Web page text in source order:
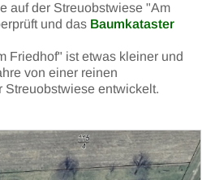
auf der Streuobstwiese "Am
und das Baumkataster
Friedhof" ist etwas kleiner und
von einer reinen
Streuobstwiese entwickelt.